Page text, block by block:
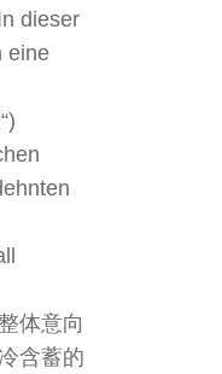
dieser
eine
体意向
含蓄的